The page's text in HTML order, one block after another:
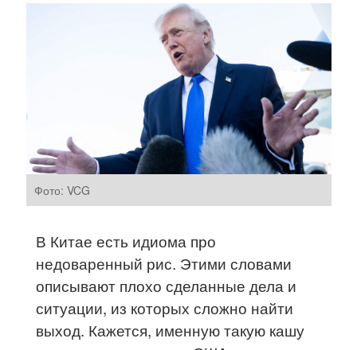
Фото: VCG
В Китае есть идиома про
недоваренный рис. Этими словами
описывают плохо сделанные дела и
ситуации, из которых сложно найти
выход. Кажется, именную такую кашу